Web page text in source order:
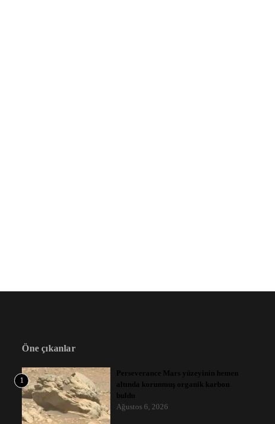
Öne çıkanlar
1
Perseverance Mars yüzeyinin hemen
altında korunmuş organik karbon
buldu
Ağustos 6, 2026